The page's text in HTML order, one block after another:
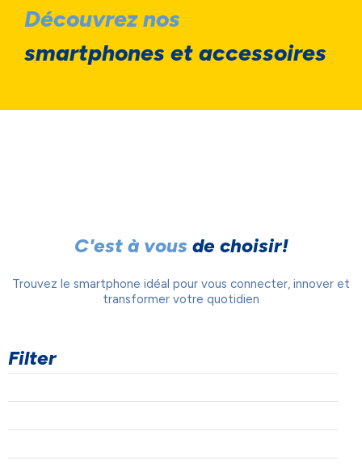
Découvrez nos
smartphones et accessoires
C'est à vous de choisir!
Trouvez le smartphone idéal pour vous connecter, innover et
transformer votre quotidien
Filter